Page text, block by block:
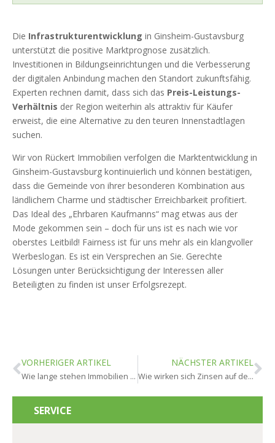
Die Infrastrukturentwicklung in Ginsheim-Gustavsburg
unterstützt die positive Marktprognose zusätzlich.
Investitionen in Bildungseinrichtungen und die Verbesserung
der digitalen Anbindung machen den Standort zukunftsfähig.
Experten rechnen damit, dass sich das Preis-Leistungs-
Verhältnis der Region weiterhin als attraktiv für Käufer
erweist, die eine Alternative zu den teuren Innenstadtlagen
suchen.
Wir von Rückert Immobilien verfolgen die Marktentwicklung in
Ginsheim-Gustavsburg kontinuierlich und können bestätigen,
dass die Gemeinde von ihrer besonderen Kombination aus
ländlichem Charme und städtischer Erreichbarkeit profitiert.
Das Ideal des „Ehrbaren Kaufmanns“ mag etwas aus der
Mode gekommen sein – doch für uns ist es nach wie vor
oberstes Leitbild! Fairness ist für uns mehr als ein klangvoller
Werbeslogan. Es ist ein Versprechen an Sie. Gerechte
Lösungen unter Berücksichtigung der Interessen aller
Beteiligten zu finden ist unser Erfolgsrezept.
VORHERIGER ARTIKEL
Wie lange stehen Immobilien in Ginsheim-Gustavsburg zum Verkauf?
NÄCHSTER ARTIKEL
Wie wirken sich Zinsen auf den Markt in Ginsheim-Gustavsburg aus?
SERVICE